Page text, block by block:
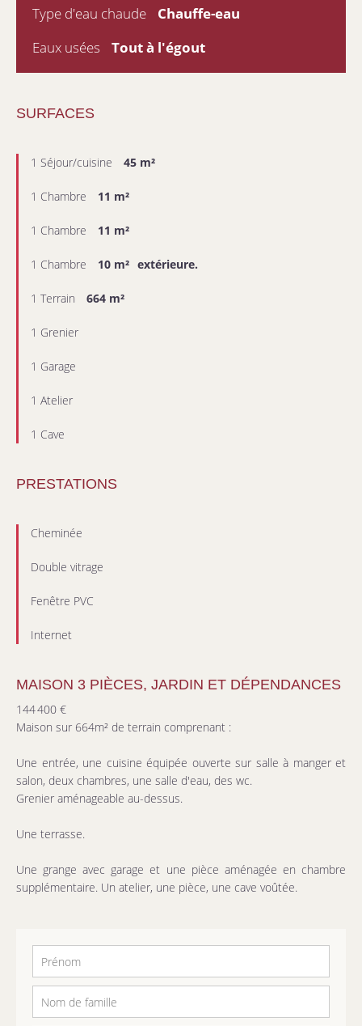
Type d'eau chaude
Chauffe-eau
Eaux usées
Tout à l'égout
SURFACES
1 Séjour/cuisine 45 m²
1 Chambre 11 m²
1 Chambre 11 m²
1 Chambre 10 m² extérieure.
1 Terrain 664 m²
1 Grenier
1 Garage
1 Atelier
1 Cave
PRESTATIONS
Cheminée
Double vitrage
Fenêtre PVC
Internet
MAISON 3 PIÈCES, JARDIN ET DÉPENDANCES
144 400 €
Maison sur 664m² de terrain comprenant :
Une entrée, une cuisine équipée ouverte sur salle à manger et
salon, deux chambres, une salle d'eau, des wc.
Grenier aménageable au-dessus.
Une terrasse.
Une grange avec garage et une pièce aménagée en chambre
supplémentaire. Un atelier, une pièce, une cave voûtée.